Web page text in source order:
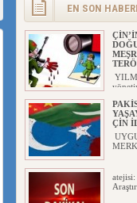
EN SON
ÇİN